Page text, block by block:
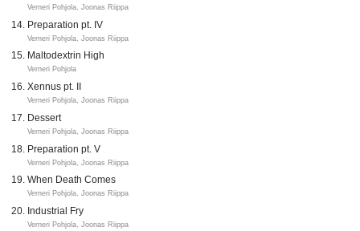
Verneri Pohjola, Joonas Riippa
Preparation pt. IV
Verneri Pohjola, Joonas Riippa
Maltodextrin High
Verneri Pohjola
Xennus pt. II
Verneri Pohjola, Joonas Riippa
Dessert
Verneri Pohjola, Joonas Riippa
Preparation pt. V
Verneri Pohjola, Joonas Riippa
When Death Comes
Verneri Pohjola, Joonas Riippa
Industrial Fry
Verneri Pohjola, Joonas Riippa